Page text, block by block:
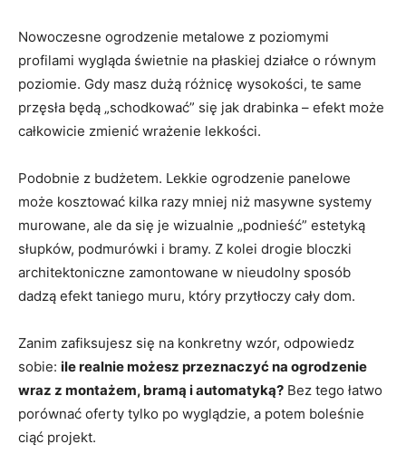
Nowoczesne ogrodzenie metalowe z poziomymi
profilami wygląda świetnie na płaskiej działce o równym
poziomie. Gdy masz dużą różnicę wysokości, te same
przęsła będą „schodkować” się jak drabinka – efekt może
całkowicie zmienić wrażenie lekkości.
Podobnie z budżetem. Lekkie ogrodzenie panelowe
może kosztować kilka razy mniej niż masywne systemy
murowane, ale da się je wizualnie „podnieść” estetyką
słupków, podmurówki i bramy. Z kolei drogie bloczki
architektoniczne zamontowane w nieudolny sposób
dadzą efekt taniego muru, który przytłoczy cały dom.
Zanim zafiksujesz się na konkretny wzór, odpowiedz
sobie: ile realnie możesz przeznaczyć na ogrodzenie
wraz z montażem, bramą i automatyką? Bez tego łatwo
porównać oferty tylko po wyglądzie, a potem boleśnie
ciąć projekt.